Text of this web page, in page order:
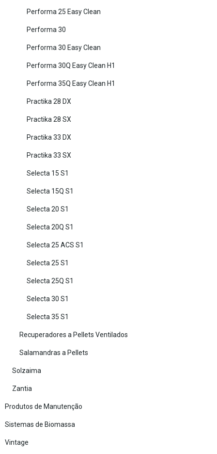
Performa 25 Easy Clean
Performa 30
Performa 30 Easy Clean
Performa 30Q Easy Clean H1
Performa 35Q Easy Clean H1
Practika 28 DX
Practika 28 SX
Practika 33 DX
Practika 33 SX
Selecta 15 S1
Selecta 15Q S1
Selecta 20 S1
Selecta 20Q S1
Selecta 25 ACS S1
Selecta 25 S1
Selecta 25Q S1
Selecta 30 S1
Selecta 35 S1
Recuperadores a Pellets Ventilados
Salamandras a Pellets
Solzaima
Zantia
Produtos de Manutenção
Sistemas de Biomassa
Vintage